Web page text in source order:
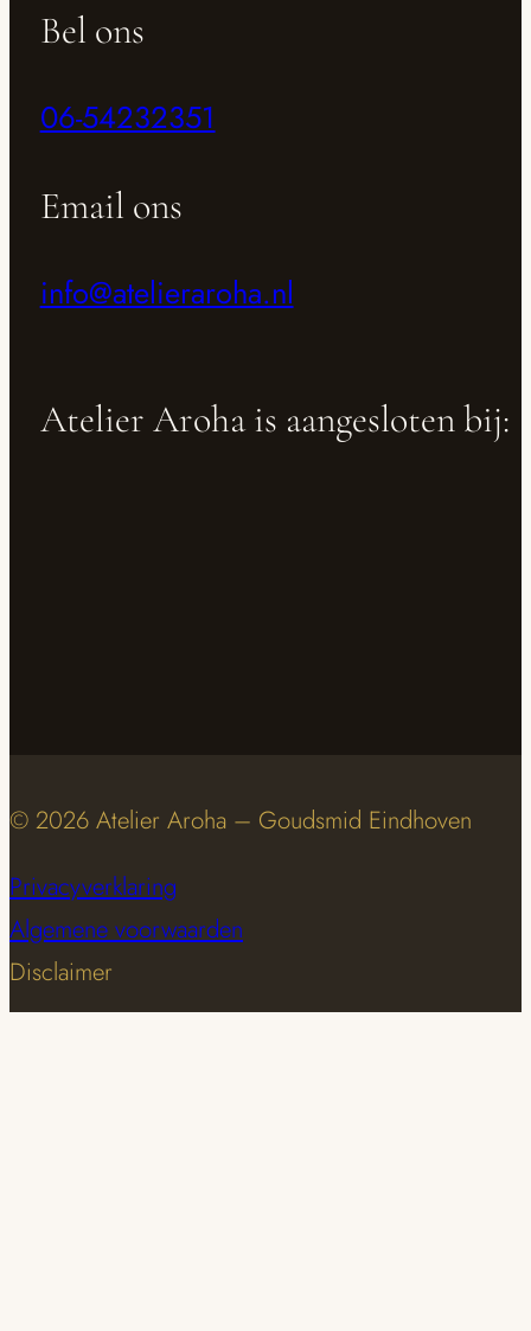
Bel ons
06-54232351
Email ons
info@atelieraroha.nl
Atelier Aroha is aangesloten bij:
© 2026 Atelier Aroha – Goudsmid Eindhoven
Privacyverklaring
Algemene voorwaarden
Disclaimer